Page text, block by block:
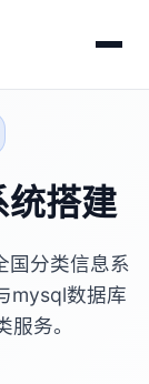
统搭建
国分类信息系
mysql数据库
务。